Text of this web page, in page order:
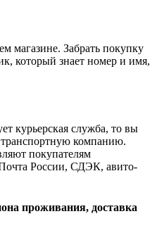
магазине. Забрать покупку
который знает номер и имя,
курьерская служба, то вы
транспортную компанию.
покупателям
России, СДЭК, авито-
проживания, доставка